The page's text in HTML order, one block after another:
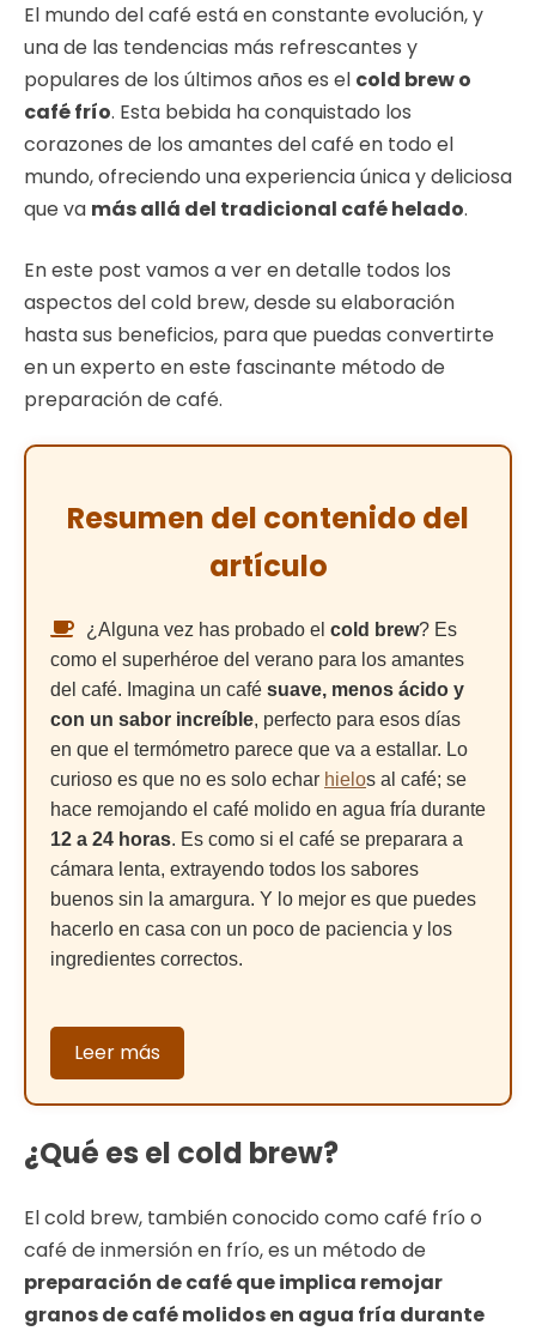
El mundo del café está en constante evolución, y
una de las tendencias más refrescantes y
populares de los últimos años es el cold brew o
café frío. Esta bebida ha conquistado los
corazones de los amantes del café en todo el
mundo, ofreciendo una experiencia única y deliciosa
que va más allá del tradicional café helado.
En este post vamos a ver en detalle todos los
aspectos del cold brew, desde su elaboración
hasta sus beneficios, para que puedas convertirte
en un experto en este fascinante método de
preparación de café.
Resumen del contenido del
artículo
¿Alguna vez has probado el cold brew? Es
como el superhéroe del verano para los amantes
del café. Imagina un café suave, menos ácido y
con un sabor increíble, perfecto para esos días
en que el termómetro parece que va a estallar. Lo
curioso es que no es solo echar hielos al café; se
hace remojando el café molido en agua fría durante
12 a 24 horas. Es como si el café se preparara a
cámara lenta, extrayendo todos los sabores
buenos sin la amargura. Y lo mejor es que puedes
hacerlo en casa con un poco de paciencia y los
ingredientes correctos.
Leer más
¿Qué es el cold brew?
El cold brew, también conocido como café frío o
café de inmersión en frío, es un método de
preparación de café que implica remojar
granos de café molidos en agua fría durante